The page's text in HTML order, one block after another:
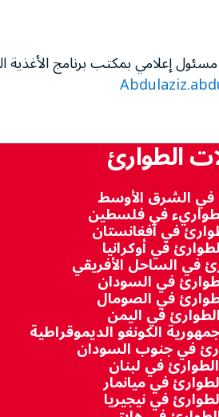
إعلامي بمكتب برنامج الأغذية
الطوارئ
في الشرق الأوسط
في فلسطين
في أفغانستان
في أوكرانيا
في الساحل الأفريقي
في السودان
في الصومال
في اليمن
الكونغو الديموقراطية
في جنوب السودان
في لبنان
في ميانمار
في نيجيريا